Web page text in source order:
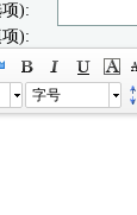
):
):
字号